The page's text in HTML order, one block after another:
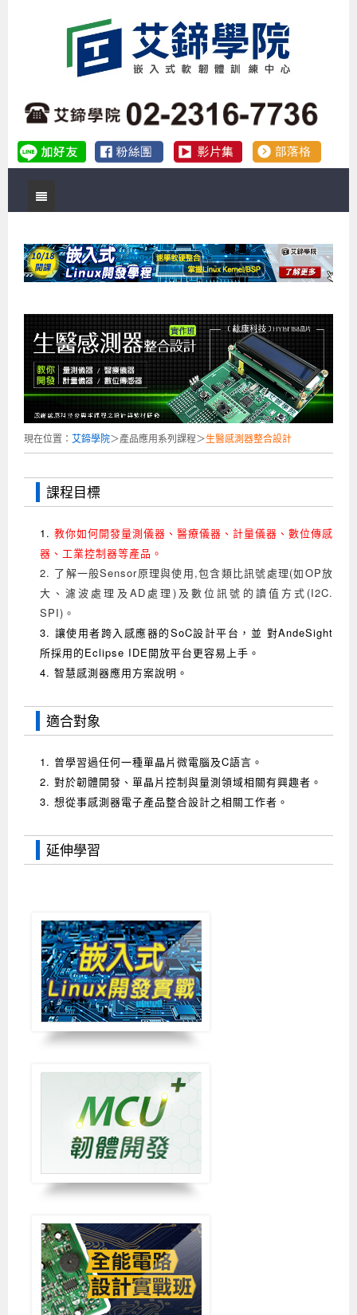
關於艾鍗
企業預約徵才
儲備講師計劃
最新補助課程
公司簡介
師資介紹
開發板介紹
環境設備
最新職缺
艾鍗新聞
交通資訊
課程說明會
課程說明會
政府補助職訓說明會
嵌入式Linux開發系列課程
[學程] 嵌入式Linux開發實務
Linux系統建置實務
Linux系統程式設計
Linux驅動程式設計實戰
Linux Socket網路程式設計
Raspberry Pi之Python程式設計硬體控制
嵌入式Linux開發與AI影像辨識
MCU韌體設計系列課程
ARM MCU單晶片韌體開發
USB韌體設計
STM32嵌入式開發實戰
TI MSP430微控制器開發
生醫感測器整合設計班
穿戴式裝置應用開發
嵌入式即時作業系統FreeRTOS 設計實作
硬體/IC設計系列課程
全能電路設計實戰班
FPGA 數位IC設計實戰
Allegro/PCB Layout設計
工業電子丙級輔導考照課程
SoC FPGA嵌入式設計實戰
[學程]感測電路Plus+MCU韌體設計實戰
AI人工智慧系列課程
iPAS AI應用規劃師能力鑑定課程
AI雲端原生與MLOps自動化實務
AI機器學習與深度學習實戰班
青少年AI人工智慧實作班
AI課程總覽頁
AI邊緣運算實作TensorFlow Lite for MCU
AIoT智能聯網運算實戰
AI深度學習之問答系統實作
AI強化學習 - 自動控制應用
讓 AI 成為你的數位同事
iPAS經濟部產業人才能力鑑定
iPAS AIoT 應用工程師(物聯網類)
iPAS巨量資料分析師
iPAS機器學習工程師
Kubernetes雲原生實戰班
AI雲端原生與MLOps自動化實務
n8n 零基礎工作自動化實戰班
Web全端開發應用班
資訊安全實務
物聯網Web整合應用實作
[學程]物聯網全端與深度學習整合
物聯網開發系列課程
[學程]物聯網整合開發實戰
Web全端開發應用
5G技術-SDN與Mininet實作
嵌入式物聯網開發實戰
[學程]物聯網全端與深度學習整合
iPAS AIoT應用工程師(物聯網類)
5G-SDN通訊系列課程
SDN網路技術與Mininet實戰
ROS機器人開發系列課程
ROS機器人自走車系統開發應用
ROS機器手臂控制&演算法實戰
智能機器人系統整合開發
電腦視覺與影像處理課程
影像課程總覽
電腦視覺與影像處理
AI深度學習與影像辨識實戰
嵌入式Linux開發與AI影像辨識
智能機器人系統整合開發
ARM系列課程
ARM mbed 物聯網平台應用實作
ARM Boot Loader設計
ARM Cortex-M0 應用整合設計
程式語言系列課程
C語言程式設計
資料結構精修班
C++程式設計
Python程式實戰養成學程
Python程式設計
APCS寒暑假程式檢定班
Java 物件導向程式
Android系列課程
Android嵌入式平台開發訓練班
Android APP 實戰開發學程
Android Framework
Android ADK周邊裝置開發班
iOS程式開發系列課程
iPhone程式設計基礎班
iPhone程式設計進階班
Android嵌入式平台開發訓練班
TI MSP430微控制器開發
產品應用系列課程
生醫感測器整合設計班
物聯網Web整合應用實作班
轉職就業班
AI智能醫療電子產品開發人才就業班
物聯網韌體工程師人才養成班
物聯網平台開發人才養成班(政府+企業雙重補助)
物聯網平台開發人才養成班
數位課程
熱門課程
讓 AI 成為你的數位同事
AI雲端原生與MLOps自動化實務
n8n 零基礎工作自動化實戰班
Vibe Coding：AI 協作全端開發實戰班
數位課程總覽
嵌入式Linux開發系列
嵌入式Linux學程(數位豪華版)
Linux系統程式設計
ARM Boot Loader
使用C語言控制Raspberry Pi
Linux 作業系統實務
Raspberry Pi 開發入門
MCU韌體開發系列
MCU韌體設計
Edge AI與Pi Pico實作應用
AI邊緣運算實作TensorFlow Lite for MCU
AI人工智慧系列課程
Vibe Coding：AI協作全端開發
生成式AI能力認證
生成式AI基礎模型到Agentic AI
Python機器學習與深度學習
AI雲端原生與MLOps自動化實務
AI邊緣運算實作-TFL for MCU
自然語言處理與大型語言模型
資料分析與視覺化
非監督式學習
Edge AI與Pi Pico實作應用
電腦視覺演算法-人臉識別實戰
iPAS巨量資料分析師考照班
kubernetes雲原生實戰班
AI雲端原生與MLOps自動化實務
Web全端開發應用班
IoT物聯網開發系列
物聯網整合開發與應用
Python硬體控制-Pi Pico物聯網實作
iPAS AIoT應用工程師(物聯網類)
5G - SDN與Mininet實作
iPAS產業人才能力鑑定系列
iPAS AI應用規劃師
iPAS AIoT應用工程師(物聯網類)
iPAS巨量資料分析師
iPAS機器學習工程師
升大學APCS/學習歷程專區
高中生升學超前部署課程總覽
APCS檢定 Python課程
APCS檢定 C++課程
APCS檢定 C語言課程
APCS檢定培訓課程
【遠距同步】APCS寒/暑假營隊
【遠距同步】青少年AI冬/夏令營
青少年AI人工智慧實作班
程式語言系列
C語言程式設計
資料結構
Python程式設計
JavaScript程式設計
C++程式設計
Python進階程式設計：從資料結構到演算法
Python程式實戰養成學程
Raspberry Pi系列
Linux & C語言硬體控制
Python硬體控制-Pi Pico
Raspberry Pi 使用入門
Edge AI與Raspberry Pi Pico實作應用
硬體控制使用Python
用樹莓派實現物聯網
5G-SDN通訊系列課程
5G關鍵技術- SDN與Mininet實作
創意程式設計系列
micro:bit 創意程式設計
Scratch 創意程式設計
補助專班
待業青年職訓課程(29歲以下)
Kubernetes工程師養成班
[假日班]AI邊緣運算實作TensorFlow Lite for MCU
[假日班]物聯網資訊安全實務
企業服務
企業教育訓練
企業儲值優惠方案
艾鍗企業VIP會員
研發設計服務
電腦教室租借服務[台北]
合作夥伴專區
研討活動
學員專區
會員優惠
資訊專區
廠商求才
學員常見問題
學員權益與報名須知
最新成果展
工程師學習地圖
學員專屬提問平台
前進校園
研發實習生計畫
青少年AI人工智慧實作班[高中生]
高中生升學超前部署課程總覽
現在位置： 艾鍗學院＞產品應用系列課程＞生醫感測器整合設計
課程目標
1. 教你如何開發量測儀器 、 醫療儀器、計量儀器、 數位傳感
器、工業控制器等產品。
2. 了解一般Sensor原理與使用,包含類比訊號處理(如OP放
大、濾波處理及AD處理)及數位訊號的讀值方式(I2C.
SPI)。
3. 讓使用者跨入感應器的SoC設計平台，並 對AndeSight
所採用的Eclipse IDE開放平台更容易上手。
4. 智慧感測器應用方案說明。
適合對象
1. 曾學習過任何一種單晶片微電腦及C語言。
2. 對於韌體開發、單晶片控制與量測領域相關有興趣者。
3. 想從事感測器電子產品整合設計之相關工作者。
延伸學習